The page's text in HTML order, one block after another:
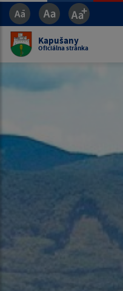
Kapušany
Oficiálna stránka